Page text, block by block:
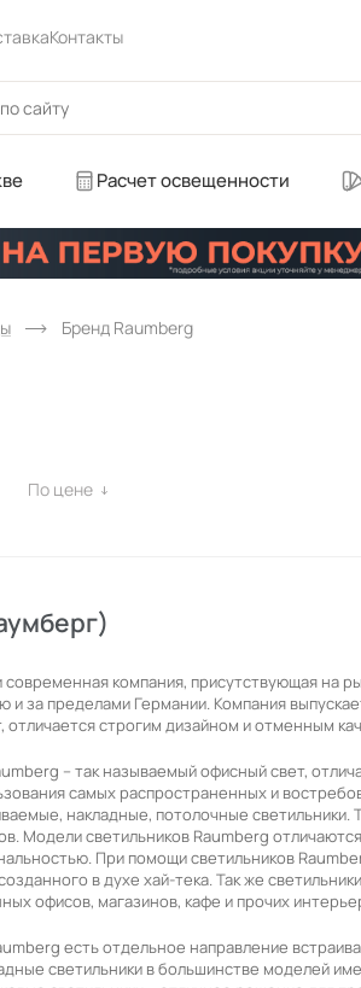
Контакты
Расчет освещенности
Бренд Raumberg
По цене
компания, присутствующая на
и за пределами Германии. Компания
отличается строгим дизайном и отменным
– так называемый офисный свет,
самых распространенных и
накладные, потолочные
Модели светильников Raumberg
При помощи светильников
в духе хай-тека. Так же
офисов, магазинов, кафе и прочих
есть отдельное направление
светильники в большинстве моделей